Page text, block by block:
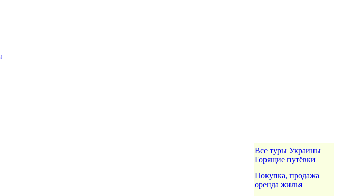
Все туры Украины
Горящие путёвки
Покупка, продажа
оренда жилья